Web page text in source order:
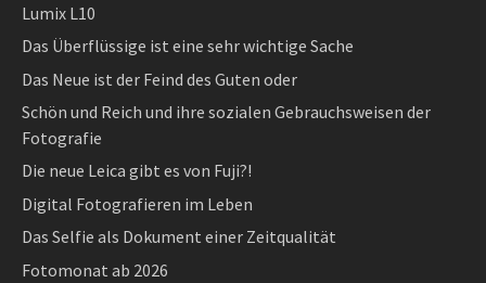
Lumix L10
Das Überflüssige ist eine sehr wichtige Sache
Das Neue ist der Feind des Guten oder
Schön und Reich und ihre sozialen Gebrauchsweisen der
Fotografie
Die neue Leica gibt es von Fuji?!
Digital Fotografieren im Leben
Das Selfie als Dokument einer Zeitqualität
Fotomonat ab 2026